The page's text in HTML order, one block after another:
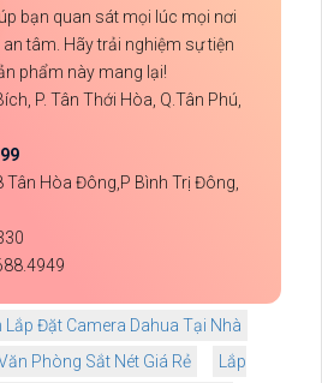
bạn quan sát mọi lúc mọi nơi
tâm. Hãy trải nghiệm sự tiện
phẩm này mang lại!
P. Tân Thới Hòa, Q.Tân Phú,
Tân Hòa Đông,P Bình Trị Đông,
Lắp Đặt Camera Dahua Tại Nhà
Phòng Sắt Nét Giá Rẻ
Lắp